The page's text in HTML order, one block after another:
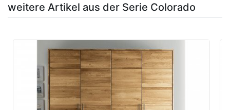
weitere Artikel aus der Serie Colorado